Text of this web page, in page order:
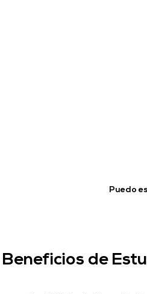
Puedo
Beneficios de